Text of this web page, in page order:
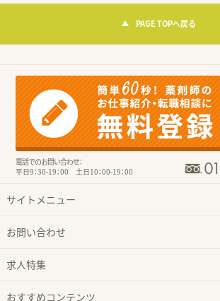
PAGE TOPへ戻る
電話でのお問い合わせ：
平日9：30-19：00 土日10：00-19：00
サイトメニュー
お問い合わせ
求人特集
おすすめコンテンツ